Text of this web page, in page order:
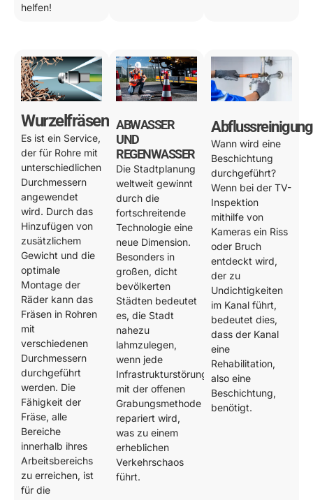
helfen!
Wurzelfräsen
Es ist ein Service,
der für Rohre mit
unterschiedlichen
Durchmessern
angewendet
wird. Durch das
Hinzufügen von
zusätzlichem
Gewicht und die
optimale
Montage der
Räder kann das
Fräsen in Rohren
mit
verschiedenen
Durchmessern
durchgeführt
werden. Die
Fähigkeit der
Fräse, alle
Bereiche
innerhalb ihres
Arbeitsbereichs
zu erreichen, ist
für die
ABWASSER
UND
REGENWASSER
Die Stadtplanung
weltweit gewinnt
durch die
fortschreitende
Technologie eine
neue Dimension.
Besonders in
großen, dicht
bevölkerten
Städten bedeutet
es, die Stadt
nahezu
lahmzulegen,
wenn jede
Infrastrukturstörung
mit der offenen
Grabungsmethode
repariert wird,
was zu einem
erheblichen
Verkehrschaos
führt.
Abflussreinigung
Wann wird eine
Beschichtung
durchgeführt?
Wenn bei der TV-
Inspektion
mithilfe von
Kameras ein Riss
oder Bruch
entdeckt wird,
der zu
Undichtigkeiten
im Kanal führt,
bedeutet dies,
dass der Kanal
eine
Rehabilitation,
also eine
Beschichtung,
benötigt.